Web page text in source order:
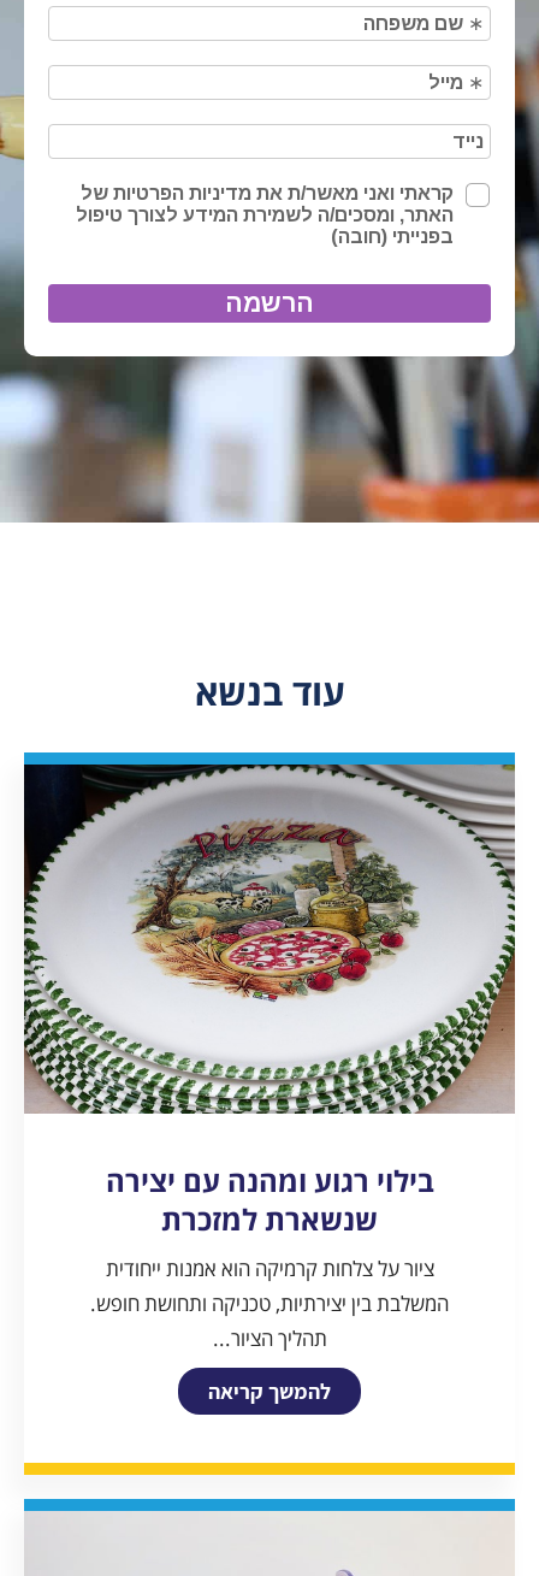
עוד בנשא
בילוי רגוע ומהנה עם יצירה
שנשארת למזכרת
ציור על צלחות קרמיקה הוא אמנות ייחודית
המשלבת בין יצירתיות, טכניקה ותחושת חופש.
תהליך הציור...
להמשך קריאה